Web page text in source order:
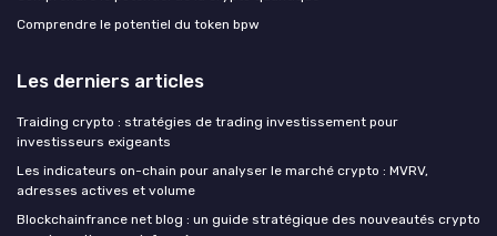
Comprendre le potentiel du token bpw
Les derniers articles
Traiding crypto : stratégies de trading investissement pour
investisseurs exigeants
Les indicateurs on-chain pour analyser le marché crypto : MVRV,
adresses actives et volume
Blockchainfrance net blog : un guide stratégique des nouveautés crypto